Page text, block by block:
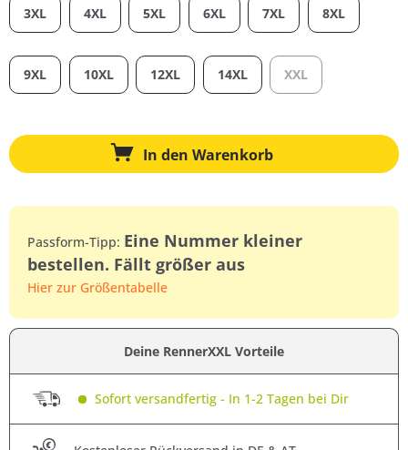
3XL 4XL 5XL 6XL 7XL 8XL
9XL 10XL 12XL 14XL XXL
In den Warenkorb
Passform-Tipp: Eine Nummer kleiner
bestellen. Fällt größer aus
Hier zur Größentabelle
Deine RennerXXL Vorteile
Sofort versandfertig - In 1-2 Tagen bei Dir